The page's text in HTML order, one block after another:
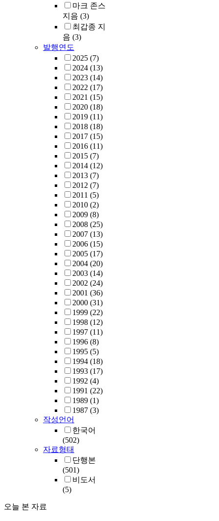
마크 존스
지음 (3)
최갑종 지
음 (3)
발행연도
2025 (7)
2024 (13)
2023 (14)
2022 (17)
2021 (15)
2020 (18)
2019 (11)
2018 (18)
2017 (15)
2016 (11)
2015 (7)
2014 (12)
2013 (7)
2012 (7)
2011 (5)
2010 (2)
2009 (8)
2008 (25)
2007 (13)
2006 (15)
2005 (17)
2004 (20)
2003 (14)
2002 (24)
2001 (36)
2000 (31)
1999 (22)
1998 (12)
1997 (11)
1996 (8)
1995 (5)
1994 (18)
1993 (17)
1992 (4)
1991 (22)
1989 (1)
1987 (3)
작성언어
한국어
(502)
자료형태
단행본
(501)
비도서
(5)
오늘 본 자료